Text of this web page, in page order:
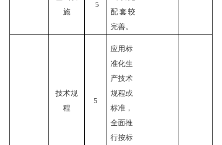
施
5
配套较
完善。
技术规
程
5
应用标
准化生
产技术
规程或
标准，
全面推
行按标